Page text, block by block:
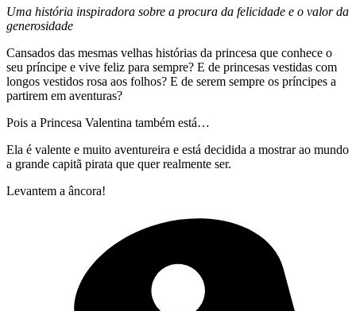
Uma história inspiradora sobre a procura da felicidade e o valor da
generosidade
Cansados das mesmas velhas histórias da princesa que conhece o
seu príncipe e vive feliz para sempre? E de princesas vestidas com
longos vestidos rosa aos folhos? E de serem sempre os príncipes a
partirem em aventuras?
Pois a Princesa Valentina também está…
Ela é valente e muito aventureira e está decidida a mostrar ao mundo
a grande capitã pirata que quer realmente ser.
Levantem a âncora!